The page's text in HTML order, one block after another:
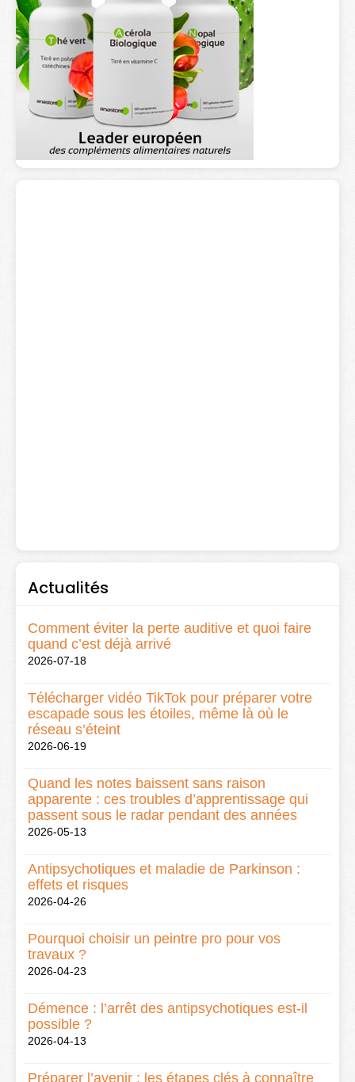
Actualités
Comment éviter la perte auditive et quoi faire
quand c’est déjà arrivé
2026-07-18
Télécharger vidéo TikTok pour préparer votre
escapade sous les étoiles, même là où le
réseau s’éteint
2026-06-19
Quand les notes baissent sans raison
apparente : ces troubles d’apprentissage qui
passent sous le radar pendant des années
2026-05-13
Antipsychotiques et maladie de Parkinson :
effets et risques
2026-04-26
Pourquoi choisir un peintre pro pour vos
travaux ?
2026-04-23
Démence : l’arrêt des antipsychotiques est-il
possible ?
2026-04-13
Préparer l’avenir : les étapes clés à connaître